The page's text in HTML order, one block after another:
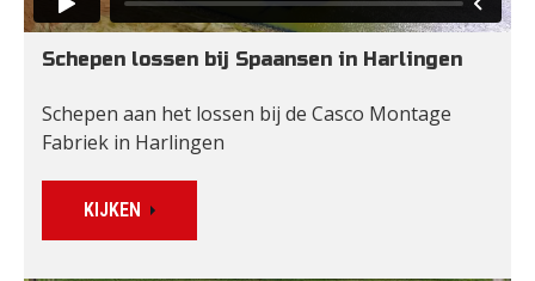
Schepen lossen bij Spaansen in Harlingen
Schepen aan het lossen bij de Casco Montage
Fabriek in Harlingen
KIJKEN